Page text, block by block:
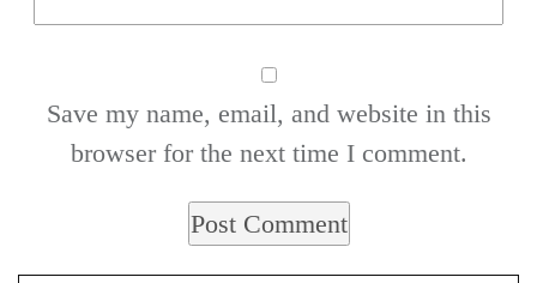
Save my name, email, and website in this
browser for the next time I comment.